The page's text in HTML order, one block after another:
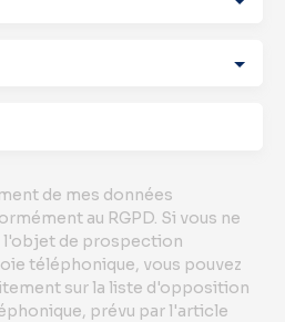
de mes données
au RGPD. Si vous ne
l'objet de prospection
téléphonique, vous pouvez
sur la liste d'opposition
prévu par l'article